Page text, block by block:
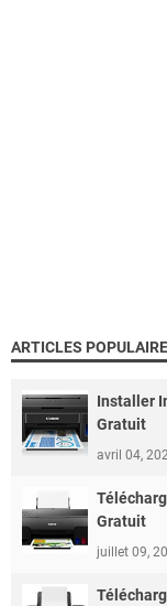
ARTICLES
Installer
Gratuit
avril 04,
Gratuit
juillet 09,